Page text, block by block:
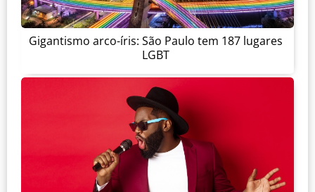
Gigantismo arco-íris: São Paulo tem 187 lugares
LGBT